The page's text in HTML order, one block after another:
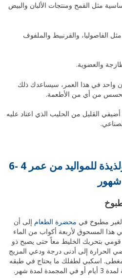
مثل القمح ومنتجات الألبان والبيض
الفاصوليا، والقرنبيط والملفوف
والعضوية.
واحد في هذا العمر، سيساعدك ذلك
من أي من الأطعمة.
القليل من الحليب الذي اعتاد عليه
وصفات طعام سهلة ولذيذة للمواليد من عمر 4 -6
شهور
مطبوخ في محضرة الطعام إلى أن
المسحوق لأربعة أكواب من الماء
بتحريك الخليط معاً حتى يصبح ذو
الحرارة إلى أدنى درجة ودعي المزيج
القدر المغطى. اسكبي لطفلك ما يحتاج في طبقه
شهر.